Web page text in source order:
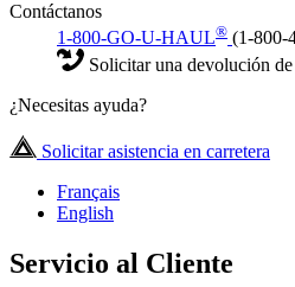
Contáctanos
1-800-GO-U-HAUL® (1-800-
Solicitar una devolución
¿Necesitas ayuda?
Solicitar asistencia en carretera
Français
English
Servicio al Cliente